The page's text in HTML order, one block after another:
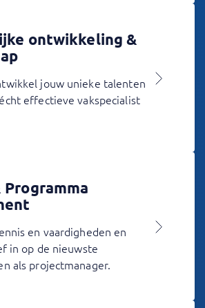
ontwikkeling &
jouw unieke talenten
effectieve vakspecialist
en vaardigheden en
in op de nieuwste
als projectmanager.